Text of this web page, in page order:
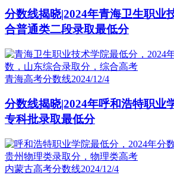
分数线揭晓|2024年青海卫生职业
合普通类二段录取最低分
青海高考分数线2024/12/4
分数线揭晓|2024年呼和浩特职业
专科批录取最低分
内蒙古高考分数线2024/12/4